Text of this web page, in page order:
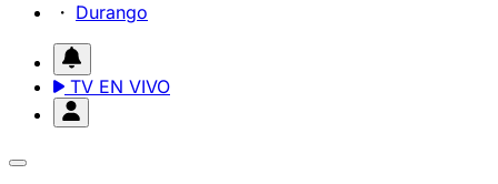
Durango
TV EN VIVO